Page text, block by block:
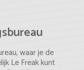
waar je de
Le Freak kunt